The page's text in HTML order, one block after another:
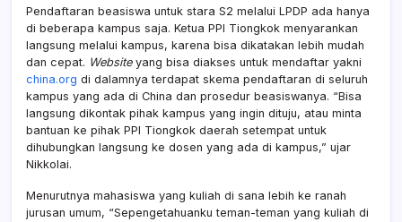
Pendaftaran beasiswa untuk stara S2 melalui LPDP ada hanya
di beberapa kampus saja. Ketua PPI Tiongkok menyarankan
langsung melalui kampus, karena bisa dikatakan lebih mudah
dan cepat. Website yang bisa diakses untuk mendaftar yakni
china.org di dalamnya terdapat skema pendaftaran di seluruh
kampus yang ada di China dan prosedur beasiswanya. “Bisa
langsung dikontak pihak kampus yang ingin dituju, atau minta
bantuan ke pihak PPI Tiongkok daerah setempat untuk
dihubungkan langsung ke dosen yang ada di kampus,” ujar
Nikkolai.
Menurutnya mahasiswa yang kuliah di sana lebih ke ranah
jurusan umum, “Sepengetahuanku teman-teman yang kuliah di